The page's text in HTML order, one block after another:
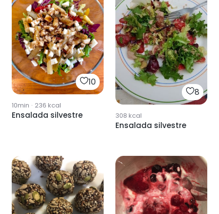
10
10min · 236 kcal
Ensalada silvestre
8
308 kcal
Ensalada silvestre